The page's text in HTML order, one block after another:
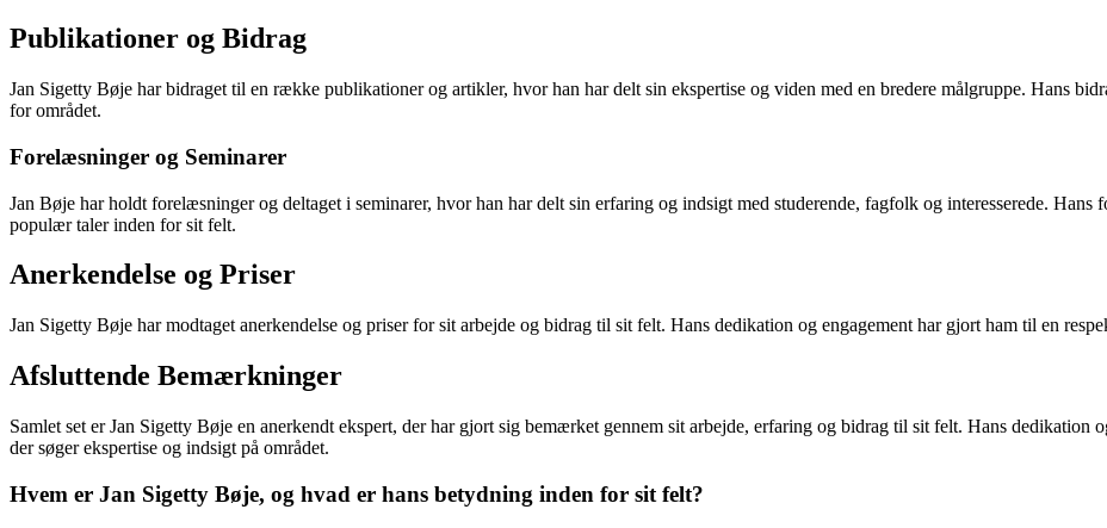
Publikationer og Bidrag
Jan Sigetty Bøje har bidraget til en række publikationer og artikler, hvor han har delt sin ekspertise og viden med en bredere målgruppe. Hans
for området.
Forelæsninger og Seminarer
Jan Bøje har holdt forelæsninger og deltaget i seminarer, hvor han har delt sin erfaring og indsigt med studerende, fagfolk og interesserede. Hans
populær taler inden for sit felt.
Anerkendelse og Priser
Jan Sigetty Bøje har modtaget anerkendelse og priser for sit arbejde og bidrag til sit felt. Hans dedikation og engagement har gjort ham til en
Afsluttende Bemærkninger
Samlet set er Jan Sigetty Bøje en anerkendt ekspert, der har gjort sig bemærket gennem sit arbejde, erfaring og bidrag til sit felt. Hans
der søger ekspertise og indsigt på området.
Hvem er Jan Sigetty Bøje, og hvad er hans betydning inden for sit felt?